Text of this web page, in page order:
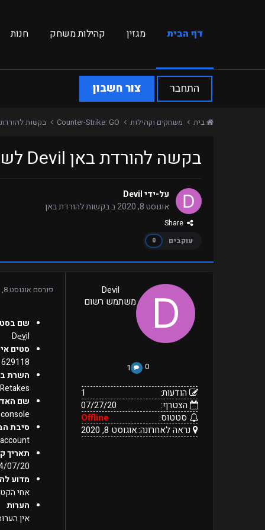
דף הבית מגזין קהילות משחק חנות
התחבר צור חשבון
בית משחקים וקהילות Counter-Strike: GO בקשות
בקשה להורדת באן Devil לשרת Retakes
על-ידיDevil
אוגוסט 8, 2020
בבקשות להורדת באן
עוקבים
0
הודעות:
הצטרף:
סטטוס:
Offline
נראה
לאחרונה:
אוגוסט
Devil
משתמש רשום
0
1
הודעות:
1
הצטרף:
07/27/20
סטטוס:
Offline
נראה לאחרונה:אוגוסט 8, 2020
פורסם אוגוסט 8, 2020
שם
De͢͢͢vil
סטים
השרת
Retakes
שם
console
סיבת
תאריך
07/20
מדוע
אחי
הערות
אין